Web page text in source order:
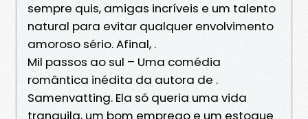
sempre quis, amigas incríveis e um talento
natural para evitar qualquer envolvimento
amoroso sério. Afinal, .
Mil passos ao sul – Uma comédia
romântica inédita da autora de .
Samenvatting. Ela só queria uma vida
tranquila, um bom emprego e um estoque